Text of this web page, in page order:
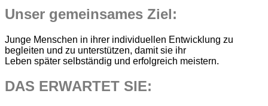
Unser gemeinsames Ziel:
Junge Menschen in ihrer individuellen Entwicklung zu
begleiten und zu unterstützen, damit sie ihr
Leben später selbständig und erfolgreich meistern.
DAS ERWARTET SIE: